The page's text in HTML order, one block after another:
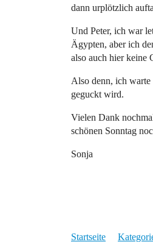
dann urplötzlich
Und Peter, ich war
Ägypten, aber ich
also auch hier keine
Also denn, ich
geguckt wird.
Vielen Dank
schönen Sonntag
Sonja
Startseite